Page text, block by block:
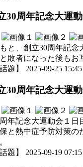
30周年記念大運
と、創立30周年記
敗者になった後もお
題】 2025-09-25
30周年記念大運
年記念大運動会１日
と熱中症予防対策
題】 2025-09-19